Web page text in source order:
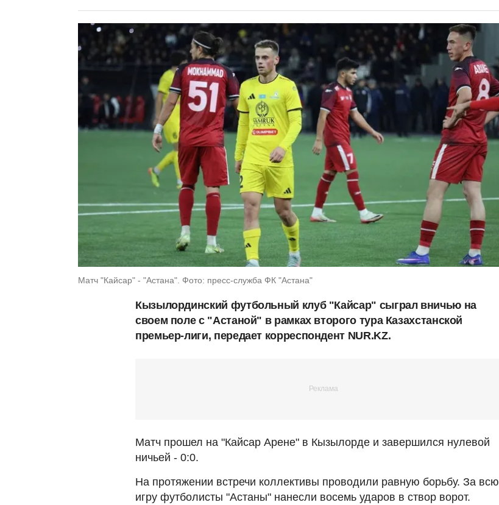
Матч "Кайсар" - "Астана". Фото: пресс-служба ФК "Астана"
Кызылординский футбольный клуб "Кайсар" сыграл вничью на
своем поле с "Астаной" в рамках второго тура Казахстанской
премьер-лиги, передает корреспондент NUR.KZ.
Матч прошел на "Кайсар Арене" в Кызылорде и завершился нулевой
ничьей - 0:0.
На протяжении встречи коллективы проводили равную борьбу. За всю
игру футболисты "Астаны" нанесли восемь ударов в створ ворот.